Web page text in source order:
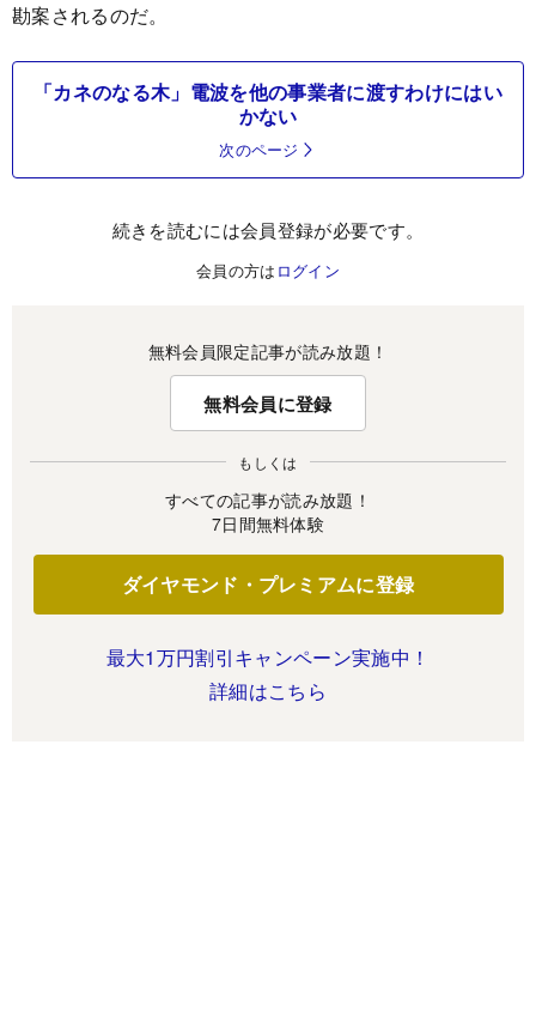
勘案されるのだ。
「カネのなる木」電波を他の事業者に渡すわけにはい
かない
次のページ
続きを読むには会員登録が必要です。
会員の方は ログイン
無料会員限定記事が読み放題！
無料会員に登録
もしくは
すべての記事が読み放題！
7日間無料体験
ダイヤモンド・プレミアムに登録
最大1万円割引キャンペーン実施中！
詳細はこちら